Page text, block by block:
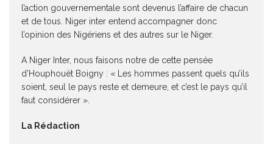
l’action gouvernementale sont devenus l’affaire de chacun
et de tous. Niger inter entend accompagner donc
l’opinion des Nigériens et des autres sur le Niger.
A Niger Inter, nous faisons notre de cette pensée
d’Houphouët Boigny : « Les hommes passent quels qu’ils
soient, seul le pays reste et demeure, et c’est le pays qu’il
faut considérer ».
La Rédaction